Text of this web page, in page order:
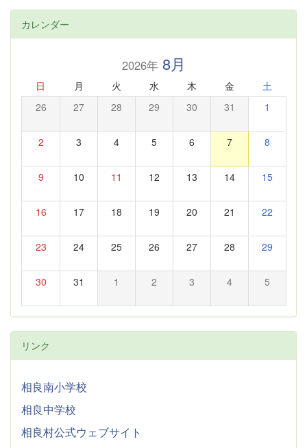
カレンダー
2026年8月
日 月 火 水 木 金 土
26 27 28 29 30 31 1
2 3 4 5 6 7 8
9 10 11 12 13 14 15
16 17 18 19 20 21 22
23 24 25 26 27 28 29
30 31 1 2 3 4 5
リンク
相良南小学校
相良中学校
相良村公式ウェブサイト